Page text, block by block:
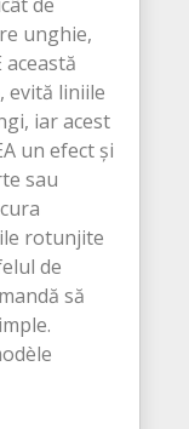
unghie,
evită liniile
iar acest
un efect și
sau
rotunjite
de
să